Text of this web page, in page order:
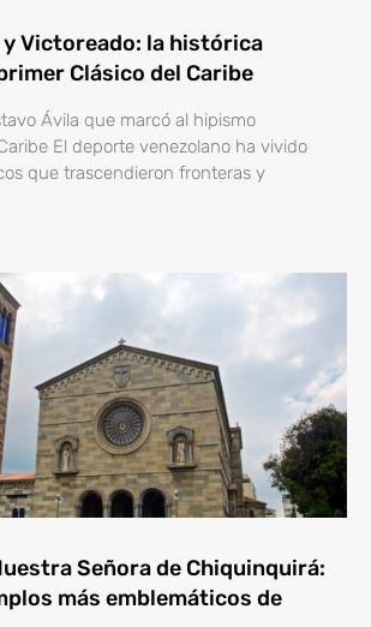
y Victoreado: la histórica
Clásico del Caribe
Ávila que marcó al hipismo
El deporte venezolano ha vivido
que trascendieron fronteras y
Señora de Chiquinquirá:
más emblemáticos de